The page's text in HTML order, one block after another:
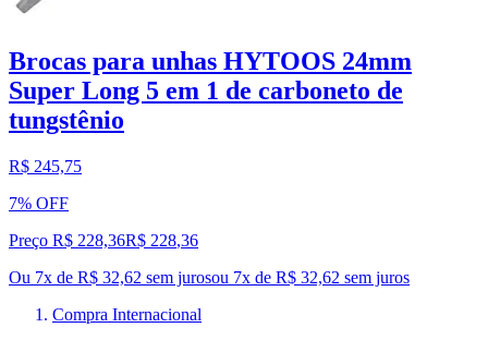
Brocas para unhas HYTOOS 24mm
Super Long 5 em 1 de carboneto de
tungstênio
R$ 245,75
7% OFF
Preço R$ 228,36R$ 228,36
Ou 7x de R$ 32,62 sem jurosou 7x de R$ 32,62 sem juros
Compra Internacional